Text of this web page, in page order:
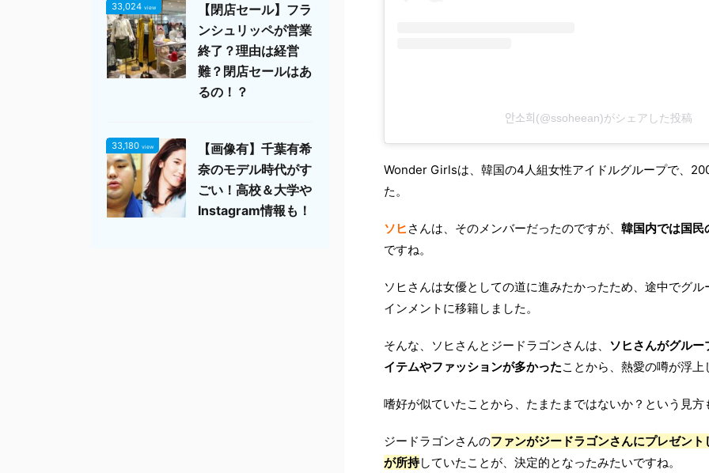
안소희(@ssoheean)がシェアした投稿
Wonder Girlsは、韓国の4人組女性アイドルグループで、
た。
ソヒさんは、そのメンバーだったのですが、 韓国内では国民
ですね。
ソヒさんは女優としての道に進みたかったため、途中でグ
インメントに移籍しました。
そんな、ソヒさんとジードラゴンさんは、 ソヒさんがグル
イテムやファッションが多かったことから、熱愛の噂が浮
嗜好が似ていたことから、たまたまではないか？という見
ジードラゴンさんのファンがジードラゴンさんにプレゼン
が所持していたことが、決定的となったみたいですね。
33,024 view
【閉店セール】フラ
ンシュリッペが営業
終了？理由は経営
難？閉店セールはあ
るの！？
33,180 view
【画像有】千葉有希
奈のモデル時代がす
ごい！高校＆大学や
Instagram情報も！